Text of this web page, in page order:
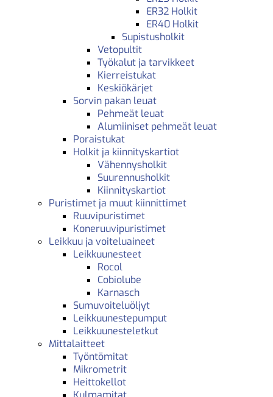
ER32 Holkit
ER40 Holkit
Supistusholkit
Vetopultit
Työkalut ja tarvikkeet
Kierreistukat
Keskiökärjet
Sorvin pakan leuat
Pehmeät leuat
Alumiiniset pehmeät leuat
Poraistukat
Holkit ja kiinnityskartiot
Vähennysholkit
Suurennusholkit
Kiinnityskartiot
Puristimet ja muut kiinnittimet
Ruuvipuristimet
Koneruuvipuristimet
Leikkuu ja voiteluaineet
Leikkuunesteet
Rocol
Cobiolube
Karnasch
Sumuvoiteluöljyt
Leikkuunestepumput
Leikkuunesteletkut
Mittalaitteet
Työntömitat
Mikrometrit
Heittokellot